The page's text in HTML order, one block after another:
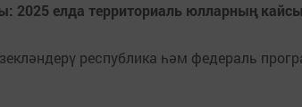
2025 елда территориаль юлларның
республика һәм федераль